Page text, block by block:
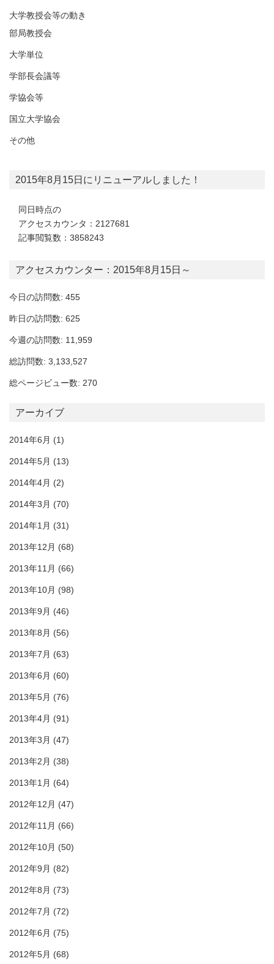
大学教授会等の動き
部局教授会
大学単位
学部長会議等
学協会等
国立大学協会
その他
2015年8月15日にリニューアルしました！
同日時点の
アクセスカウンタ：2127681
記事閲覧数：3858243
アクセスカウンター：2015年8月15日～
今日の訪問数: 455
昨日の訪問数: 625
今週の訪問数: 11,959
総訪問数: 3,133,527
総ページビュー数: 270
アーカイブ
2014年6月 (1)
2014年5月 (13)
2014年4月 (2)
2014年3月 (70)
2014年1月 (31)
2013年12月 (68)
2013年11月 (66)
2013年10月 (98)
2013年9月 (46)
2013年8月 (56)
2013年7月 (63)
2013年6月 (60)
2013年5月 (76)
2013年4月 (91)
2013年3月 (47)
2013年2月 (38)
2013年1月 (64)
2012年12月 (47)
2012年11月 (66)
2012年10月 (50)
2012年9月 (82)
2012年8月 (73)
2012年7月 (72)
2012年6月 (75)
2012年5月 (68)